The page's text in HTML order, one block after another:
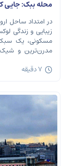
محله ببک: جایی
در امتداد ساحل
مسکونی، یک سبک
مدرن‌ترین و
تصویری بی‌نظیر
7 دقیقه